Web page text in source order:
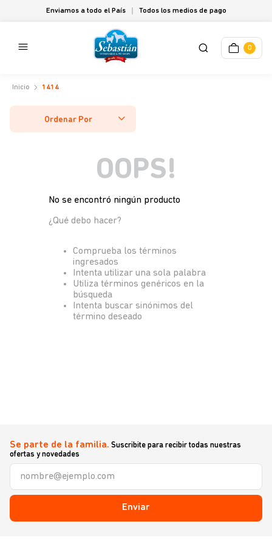
Enviamos a todo el País Todos los medios de pago
0
1414
Ordenar Por
OOPS!
No se encontró ningún producto
¿Qué debo hacer?
Comprueba los términos
ingresados
Intenta utilizar una sola palabra
Utiliza términos genéricos en la
búsqueda
Intenta buscar sinónimos del
término deseado
Se parte de la familia. Suscribite para recibir todas nuestras
ofertas y novedades
Enviar